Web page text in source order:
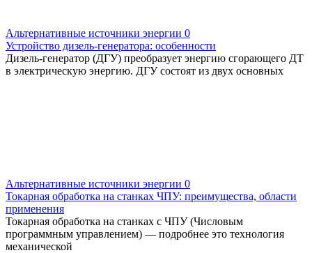
Альтернативные источники энергии 0
Устройство дизель-генератора: особенности
Дизель-генератор (ДГУ) преобразует энергию сгорающего ДТ
в электрическую энергию. ДГУ состоят из двух основных
Альтернативные источники энергии 0
Токарная обработка на станках ЧПУ: преимущества, области
применения
Токарная обработка на станках с ЧПУ (Числовым
программным управлением) — подробнее это технология
механической